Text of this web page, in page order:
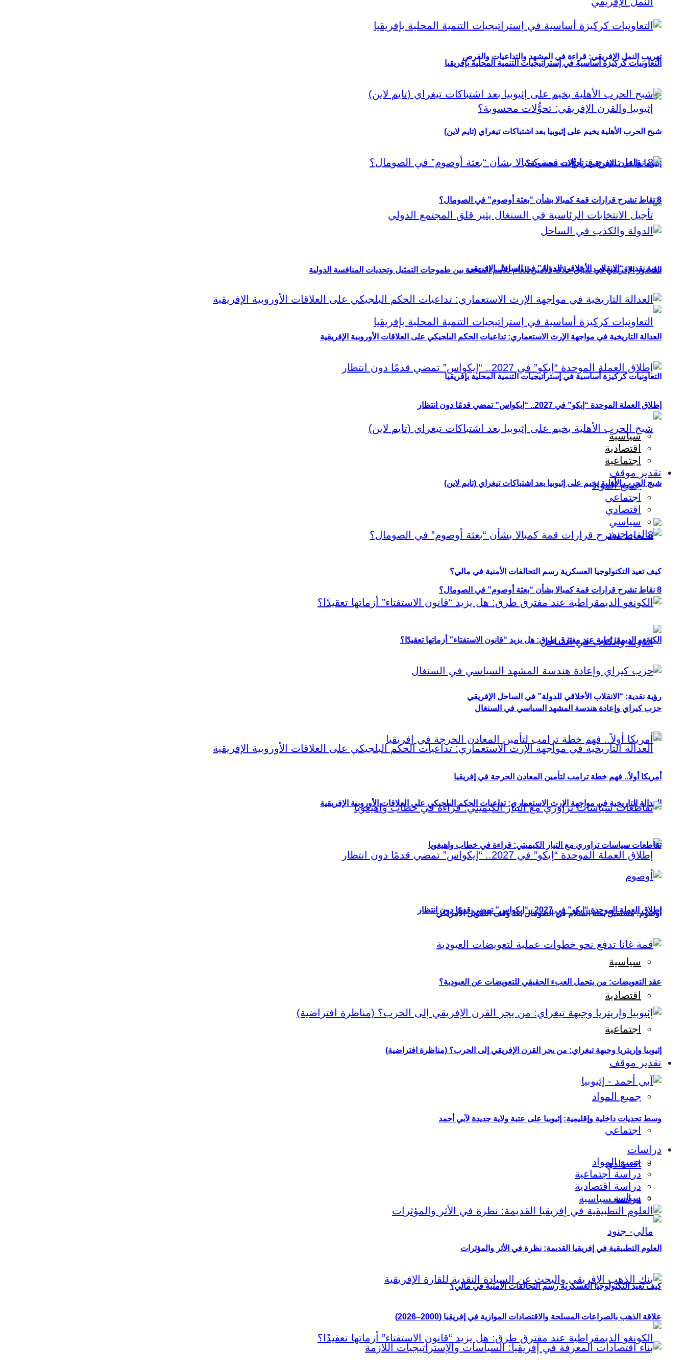
تهريب النمل الإفريقي: قراءة في المشهد والتداعيات والفرص
إثيوبيا والقرن الإفريقي: تحوُّلات محسوبة؟
الحضور الإفريقي في سباق خلافة الأمين العام للأمم المتحدة بين طموحات التمثيل وتحديات المنافسة الدولية
التعاونيات كركيزة أساسية في إستراتيجيات التنمية المحلية بإفريقيا
شبح الحرب الأهلية يخيم على إثيوبيا بعد اشتباكات تيغراي (تايم لاين)
8 نقاط تشرح قرارات قمة كمبالا بشأن “بعثة أوصوم” في الصومال؟
رؤية نقدية: “الانقلاب الأخلاقي للدولة” في الساحل الإفريقي
العدالة التاريخية في مواجهة الإرث الاستعماري: تداعيات الحكم البلجيكي على العلاقات الأوروبية الإفريقية
إطلاق العملة الموحدة “إيكو” في 2027.. “إيكواس” تمضي قدمًا دون انتظار
سياسية
اقتصادية
اجتماعية
تقدير موقف
جميع المواد
اجتماعي
اقتصادي
سياسي
كيف تعيد التكنولوجيا العسكرية رسم التحالفات الأمنية في مالي؟
التعاونيات كركيزة أساسية في إستراتيجيات التنمية المحلية بإفريقيا
شبح الحرب الأهلية يخيم على إثيوبيا بعد اشتباكات تيغراي (تايم لاين)
8 نقاط تشرح قرارات قمة كمبالا بشأن “بعثة أوصوم” في الصومال؟
رؤية نقدية: “الانقلاب الأخلاقي للدولة” في الساحل الإفريقي
العدالة التاريخية في مواجهة الإرث الاستعماري: تداعيات الحكم البلجيكي على العلاقات الأوروبية الإفريقية
إطلاق العملة الموحدة “إيكو” في 2027.. “إيكواس” تمضي قدمًا دون انتظار
سياسية
اقتصادية
اجتماعية
تقدير موقف
جميع المواد
اجتماعي
اقتصادي
سياسي
كيف تعيد التكنولوجيا العسكرية رسم التحالفات الأمنية في مالي؟
الكونغو الديمقراطية عند مفترق طرق: هل يزيد “قانون الاستفتاء” أزماتها تعقيدًا؟
حزب كيراي وإعادة هندسة المشهد السياسي في السنغال
أمريكا أولاً.. فهم خطة ترامب لتأمين المعادن الحرجة في إفريقيا
تقاطعات سياسات تراوري مع التيار الكيميتي: قراءة في خطاب واهيغويا
أوصوم: مستقبل بعثة السلام في الصومال بعد وقف التمويل الأمريكي
عقد التعويضات: من يتحمل العبء الحقيقي للتعويضات عن العبودية؟
إثيوبيا وإريتريا وجبهة تيغراي: من يجر القرن الإفريقي إلى الحرب؟ (مناظرة افتراضية)
وسط تحديات داخلية وإقليمية: إثيوبيا على عتبة ولاية جديدة لآبي أحمد
دراسات
جميع المواد
دراسة اجتماعية
دراسة اقتصادية
دراسة سياسية
العلوم التطبيقية في إفريقيا القديمة: نظرة في الأثر والمؤثرات
علاقة الذهب بالصراعات المسلحة والاقتصادات الموازية في إفريقيا (2000–2026)